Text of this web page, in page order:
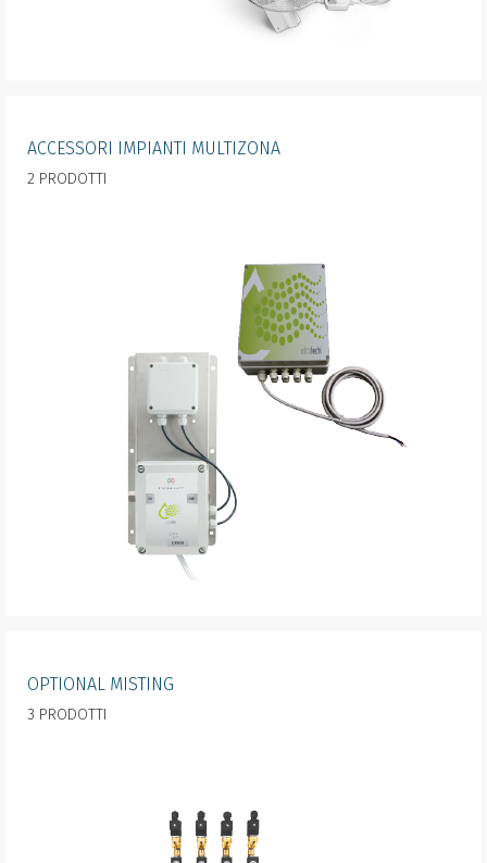
ACCESSORI IMPIANTI MULTIZONA
2 PRODOTTI
OPTIONAL MISTING
3 PRODOTTI